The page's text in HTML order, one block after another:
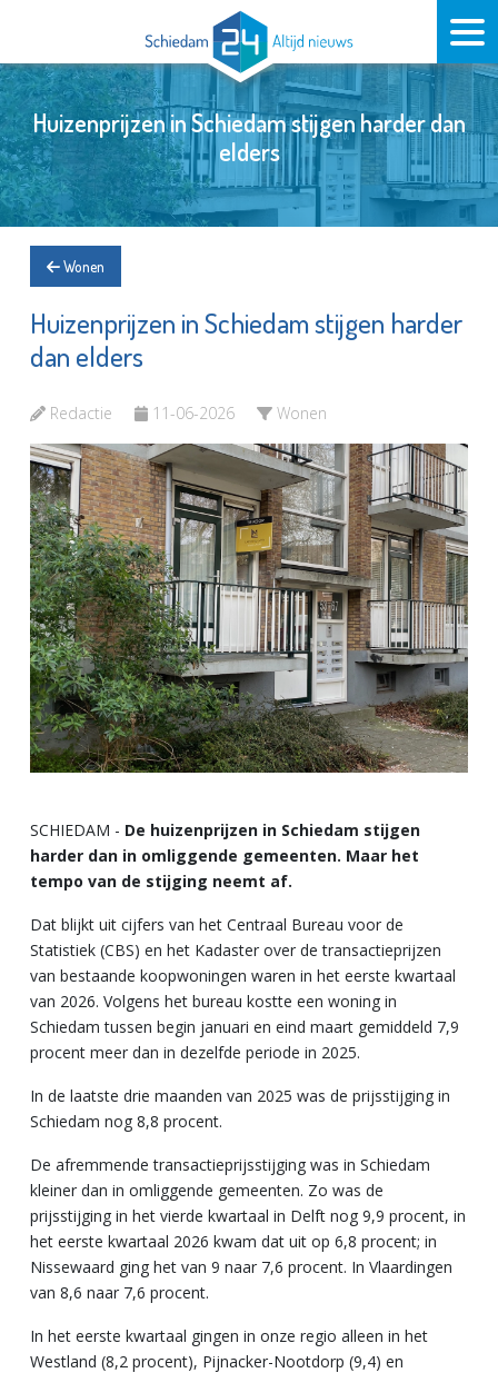
Huizenprijzen in Schiedam stijgen harder dan
elders
Wonen
Huizenprijzen in Schiedam stijgen harder
dan elders
Redactie 11-06-2026 Wonen
SCHIEDAM - De huizenprijzen in Schiedam stijgen
harder dan in omliggende gemeenten. Maar het
tempo van de stijging neemt af.
Dat blijkt uit cijfers van het Centraal Bureau voor de
Statistiek (CBS) en het Kadaster over de transactieprijzen
van bestaande koopwoningen waren in het eerste kwartaal
van 2026. Volgens het bureau kostte een woning in
Schiedam tussen begin januari en eind maart gemiddeld 7,9
procent meer dan in dezelfde periode in 2025.
In de laatste drie maanden van 2025 was de prijsstijging in
Schiedam nog 8,8 procent.
De afremmende transactieprijsstijging was in Schiedam
kleiner dan in omliggende gemeenten. Zo was de
prijsstijging in het vierde kwartaal in Delft nog 9,9 procent, in
het eerste kwartaal 2026 kwam dat uit op 6,8 procent; in
Nissewaard ging het van 9 naar 7,6 procent. In Vlaardingen
van 8,6 naar 7,6 procent.
In het eerste kwartaal gingen in onze regio alleen in het
Westland (8,2 procent), Pijnacker-Nootdorp (9,4) en